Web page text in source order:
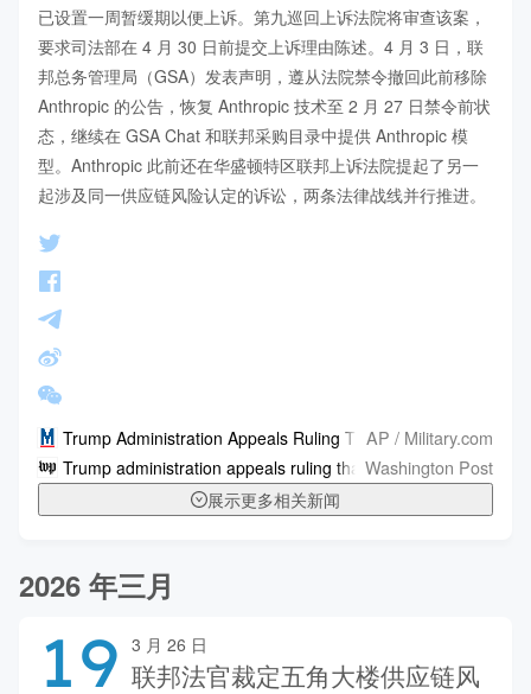
已设置一周暂缓期以便上诉。第九巡回上诉法院将审查该案，
要求司法部在 4 月 30 日前提交上诉理由陈述。4 月 3 日，联
邦总务管理局（GSA）发表声明，遵从法院禁令撤回此前移除
Anthropic 的公告，恢复 Anthropic 技术至 2 月 27 日禁令前状
态，继续在 GSA Chat 和联邦采购目录中提供 Anthropic 模
型。Anthropic 此前还在华盛顿特区联邦上诉法院提起了另一
起涉及同一供应链风险认定的诉讼，两条法律战线并行推进。
Trump Administration Appeals Ruling That Blocked Pentagon
AP / Military.com
Trump administration appeals ruling that blocked Pentagon
Washington Post
展示更多相关新闻
2026 年三月
19 3 月 26 日
联邦法官裁定五角大楼供应链风